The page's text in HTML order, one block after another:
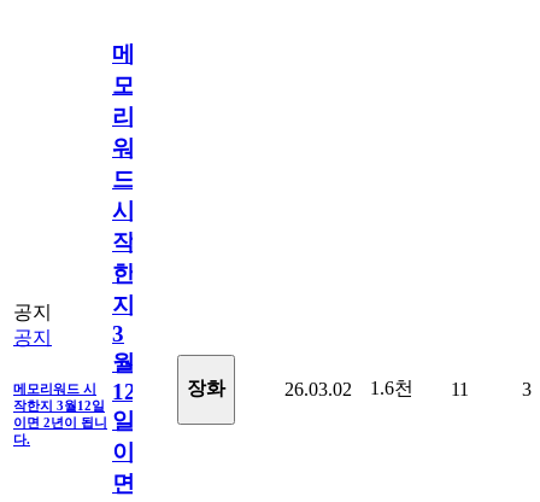
공지
공지
메모리워드 시
작한지 3월12일
이면 2년이 됩니
다.
메
모
리
워
드
시
작
한
지
3
월
12
일
이
면
장화 26.03.02 1.6천 11 3